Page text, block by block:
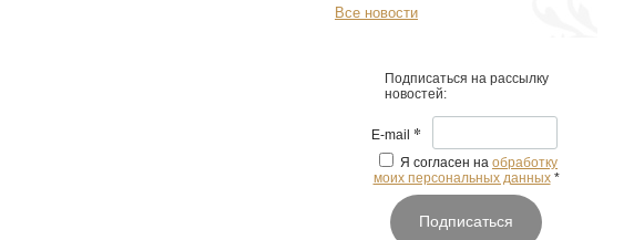
Все новости
Подписаться на рассылку
новостей:
E-mail *
Я согласен на обработку
моих персональных данных *
Подписаться